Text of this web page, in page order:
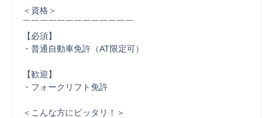
＜資格＞
￣￣￣￣￣￣￣￣￣￣￣￣￣
【必須】
・普通自動車免許（AT限定可）
【歓迎】
・フォークリフト免許
＜こんな方にピッタリ！＞